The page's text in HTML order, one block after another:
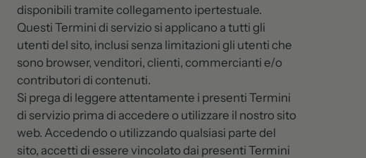
disponibili tramite collegamento ipertestuale.
Questi Termini di servizio si applicano a tutti gli
utenti del sito, inclusi senza limitazioni gli utenti che
sono browser, venditori, clienti, commercianti e/o
contributori di contenuti.
Si prega di leggere attentamente i presenti Termini
di servizio prima di accedere o utilizzare il nostro sito
web. Accedendo o utilizzando qualsiasi parte del
sito, accetti di essere vincolato dai presenti Termini